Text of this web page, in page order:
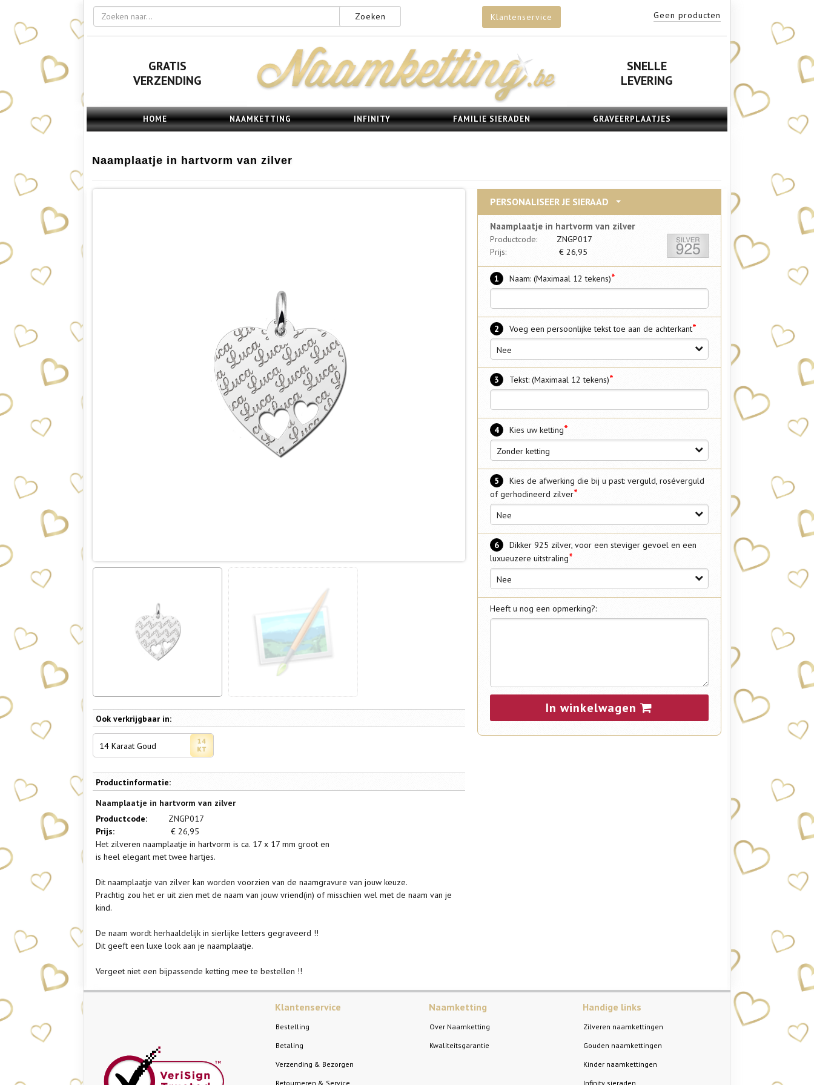
Zoeken Klantenservice Geen producten
GRATIS
VERZENDING
SNELLE
LEVERING
HOME NAAMKETTING INFINITY FAMILIE SIERADEN GRAVEERPLAATJES
Naamplaatje in hartvorm van zilver
PERSONALISEER JE SIERAAD
Naamplaatje in hartvorm van zilver
Productcode:
ZNGP017
Prijs:
€26,95
1 Naam: (Maximaal 12 tekens)*
2 Voeg een persoonlijke tekst toe aan de achterkant*
Nee
3 Tekst: (Maximaal 12 tekens)*
4 Kies uw ketting*
Zonder ketting
5
Kies de afwerking die bij u past: verguld, roséverguld
of gerhodineerd zilver*
Nee
6
Dikker 925 zilver, voor een steviger gevoel en een
luxueuzere uitstraling*
Nee
Heeft u nog een opmerking?:
In winkelwagen
Ook verkrijgbaar in:
14 Karaat Goud
Productinformatie:
Naamplaatje in hartvorm van zilver
Productcode:
ZNGP017
Prijs:
€ 26,95
Het zilveren naamplaatje in hartvorm is ca. 17 x 17 mm groot en
is heel elegant met twee hartjes.
Dit naamplaatje van zilver kan worden voorzien van de naamgravure van jouw keuze.
Prachtig zou het er uit zien met de naam van jouw vriend(in) of misschien wel met de naam van je
kind.
De naam wordt herhaaldelijk in sierlijke letters gegraveerd !!
Dit geeft een luxe look aan je naamplaatje.
Vergeet niet een bijpassende ketting mee te bestellen !!
Klantenservice
Bestelling
Betaling
Verzending & Bezorgen
Retourneren & Service
Naamketting
Over Naamketting
Kwaliteitsgarantie
Handige links
Zilveren naamkettingen
Gouden naamkettingen
Kinder naamkettingen
Infinity sieraden